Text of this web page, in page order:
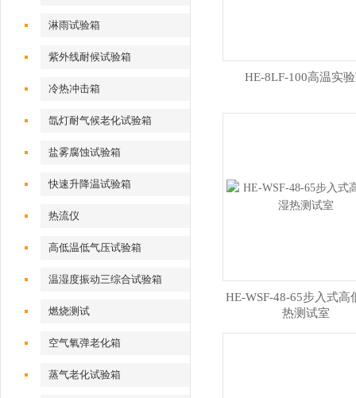
淋雨试验箱
紫外线耐候试验箱
冷热冲击箱
氙灯耐气候老化试验箱
盐雾腐蚀试验箱
快速升降温试验箱
热流仪
高低温低气压试验箱
温湿度振动三综合试验箱
燃烧测试
空气氧弹老化箱
蒸气老化试验箱
HE-8LF-100高温实
HE-WSF-48-65步入式高
热测试室